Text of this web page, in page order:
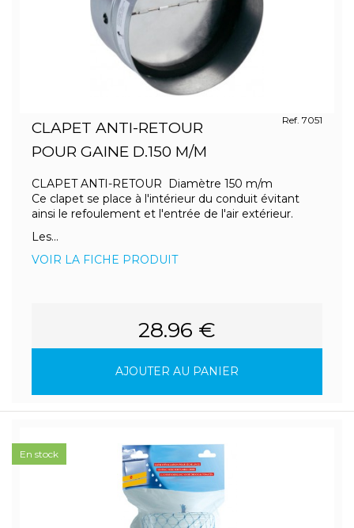
CLAPET ANTI-RETOUR
POUR GAINE D.150 M/M
Ref. 7051
CLAPET ANTI-RETOUR Diamètre 150 m/m
Ce clapet se place à l'intérieur du conduit évitant
ainsi le refoulement et l'entrée de l'air extérieur.
Les...
VOIR LA FICHE PRODUIT
28.96 €
AJOUTER AU PANIER
En stock